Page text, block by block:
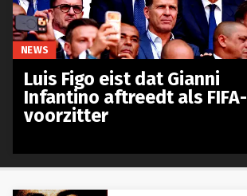
NEWS
Luis Figo eist dat Gianni
Infantino aftreedt als FIFA-
voorzitter